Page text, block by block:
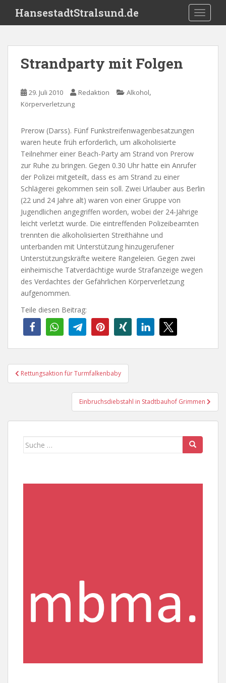
i
HansestadtStralsund.de
Strandparty mit Folgen
29. Juli 2010 Redaktion Alkohol,
Körperverletzung
Prerow (Darss). Fünf Funkstreifenwagenbesatzungen
waren heute früh erforderlich, um alkoholisierte
Teilnehmer einer Beach-Party am Strand von Prerow
zur Ruhe zu bringen. Gegen 0.30 Uhr hatte ein Anrufer
der Polizei mitgeteilt, dass es am Strand zu einer
Schlägerei gekommen sein soll. Zwei Urlauber aus Berlin
(22 und 24 Jahre alt) waren von einer Gruppe von
Jugendlichen angegriffen worden, wobei der 24-Jährige
leicht verletzt wurde. Die eintreffenden Polizeibeamten
trennten die alkoholisierten Streithähne und
unterbanden mit Unterstützung hinzugerufener
Unterstützungskräfte weitere Rangeleien. Gegen zwei
einheimische Tatverdächtige wurde Strafanzeige wegen
des Verdachtes der Gefährlichen Körperverletzung
aufgenommen.
Teile diesen Beitrag:
Beitragsnavigation
Rettungsaktion für Turmfalkenbaby
Einbruchsdiebstahl in Stadtbauhof Grimmen
Suche